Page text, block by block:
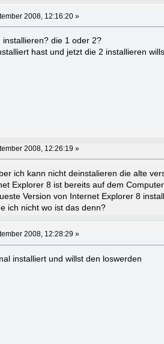
2008, 12:16:20 »
die 1 oder 2?
hast und jetzt die 2 installieren
2008, 12:26:19 »
ich kann nicht deinstalieren die alte
Explorer 8 ist bereits auf dem
Version von Internet Explorer 8
ich nicht wo ist das denn?
2008, 12:28:29 »
installiert und willst den loswerden